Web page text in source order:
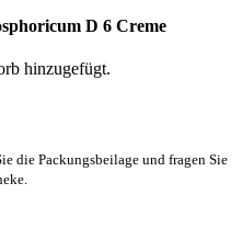
D 6 Creme
hinzugefügt.
die Packungsbeilage und fragen Sie